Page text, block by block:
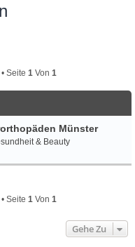
Seite 1Von 1
Münster
& Beauty
Seite 1Von 1
Gehe Zu